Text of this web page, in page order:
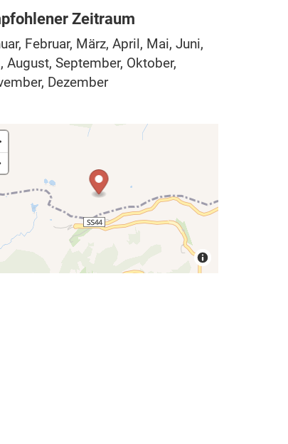
Zeitraum
Februar, März, April, Mai, Juni,
August, September, Oktober,
Dezember